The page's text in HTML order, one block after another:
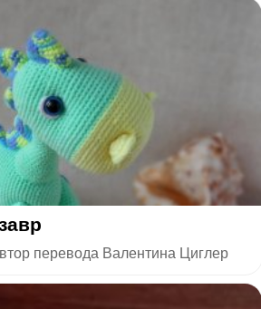
перевода Валентина Циглер